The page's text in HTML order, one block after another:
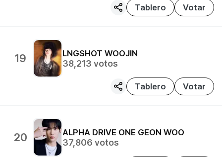
Tablero Votar
19 LNGSHOT WOOJIN
38,213 votos
Tablero Votar
20 ALPHA DRIVE ONE GEON WOO
37,806 votos